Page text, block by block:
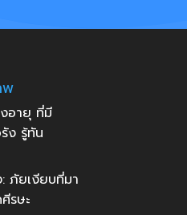
พ
อายุ ที่มี
ง รู้ทัน
ภัยเงียบที่มา
รษะ